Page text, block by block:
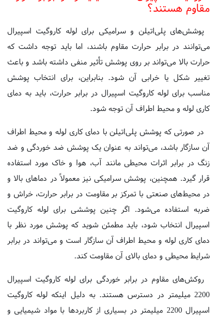
پوشش‌های پلی‌اتیلن و سرامیکی برای لوله کاروگیت اسپیرال
می‌توانند در برابر حرارت مقاوم باشند، اما باید توجه داشت که
حرارت بالا می‌تواند بر روی پوشش تأثیر منفی داشته باشد و باعث
تغییر شکل یا خرابی آن شود. بنابراین، برای انتخاب پوشش
مناسب برای لوله کاروگیت اسپیرال در برابر حرارت، باید به دمای
کاری لوله و محیط اطراف آن توجه شود.
در صورتی که پوشش پلی‌اتیلن با دمای کاری لوله و محیط اطراف
آن سازگار باشد، می‌تواند به عنوان یک پوشش ضد خوردگی و ضد
زنگ در برابر اثرات محیطی مانند آب، هوا و خاک مورد استفاده
قرار گیرد. همچنین، پوشش سرامیکی نیز معمولاً در دماهای بالا و
در محیط‌های صنعتی با تمرکز بر مقاومت در برابر حرارت، خراش و
ضربه استفاده می‌شود. اگر چنین پوششی برای لوله کاروگیت
اسپیرال انتخاب شود، باید مطمئن شوید که پوشش مورد نظر با
دمای کاری لوله و محیط اطراف آن سازگار است و می‌تواند در برابر
شرایط محیطی و دمای بالای آن مقاومت کند.
روکش‌های مقاوم در برابر خوردگی برای لوله کاروگیت اسپیرال
2200 میلیمتر در دسترس هستند. به دلیل اینکه لوله کاروگیت
اسپیرال 2200 میلیمتر در بسیاری از کاربردها با مواد شیمیایی و
آب در تماس است، لذا برای جلوگیری از خوردگی و آسیب دیدگی